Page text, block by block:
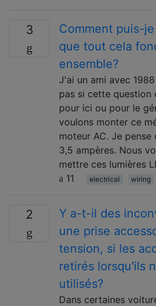
3
Comment puis-
que tout cela
ensemble?
J'ai un ami avec
pas si cette question
pour ici ou pour le
voulons monter ce
moteur AC. Je
3,5 ampères. Nous
mettre ces lumières
11
electrical wiring
2
Y a-t-il des
une prise
tension, si les
retirés lorsqu'ils
utilisés?
Dans certaines